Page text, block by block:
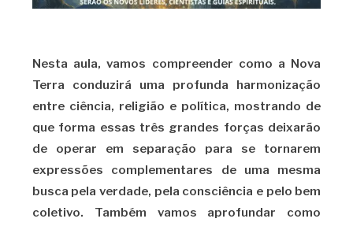
Nesta aula, vamos compreender como a Nova
Terra conduzirá uma profunda harmonização
entre ciência, religião e política, mostrando de
que forma essas três grandes forças deixarão
de operar em separação para se tornarem
expressões complementares de uma mesma
busca pela verdade, pela consciência e pelo bem
coletivo. Também vamos aprofundar como